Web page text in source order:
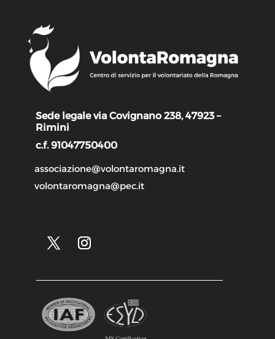
Sede legale via Covignano 238, 47923 –
Rimini
c.f. 91047750400
associazione@volontaromagna.it
volontaromagna@pec.it